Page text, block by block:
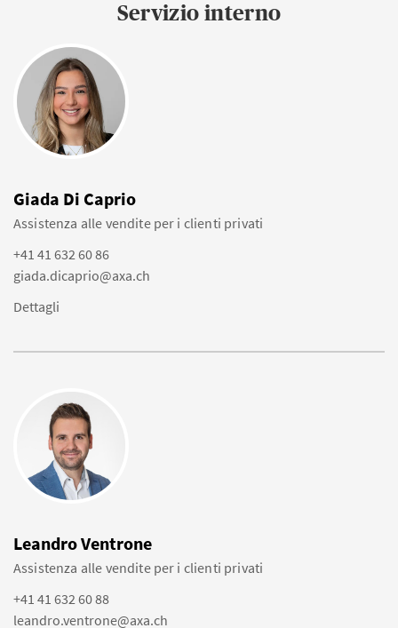
Servizio interno
Giada Di Caprio
Assistenza alle vendite per i clienti privati
+41 41 632 60 86
giada.dicaprio@axa.ch
Dettagli
Leandro Ventrone
Assistenza alle vendite per i clienti privati
+41 41 632 60 88
leandro.ventrone@axa.ch